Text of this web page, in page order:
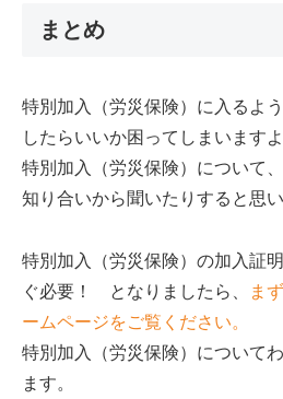
まとめ
特別加入（労災保険）に入るよ
したらいいか困ってしまいますよ
特別加入（労災保険）について
知り合いから聞いたりすると思い
特別加入（労災保険）の加入証
ぐ必要！ となりましたら、
ま
ームページをご覧ください。
特別加入（労災保険）について
ます。